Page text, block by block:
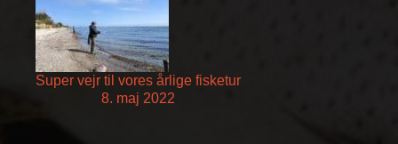
Super vejr til vores årlige fisketur
8. maj 2022